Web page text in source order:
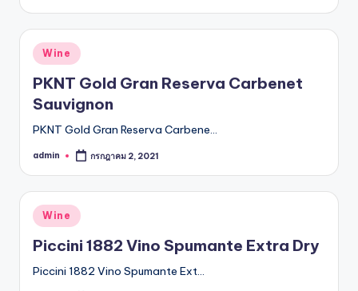
Posted
in
Wine
PKNT Gold Gran Reserva Carbenet
Sauvignon
PKNT Gold Gran Reserva Carbene…
Posted
admin กรกฎาคม 2, 2021
Posted
in
Wine
Piccini 1882 Vino Spumante Extra Dry
Piccini 1882 Vino Spumante Ext…